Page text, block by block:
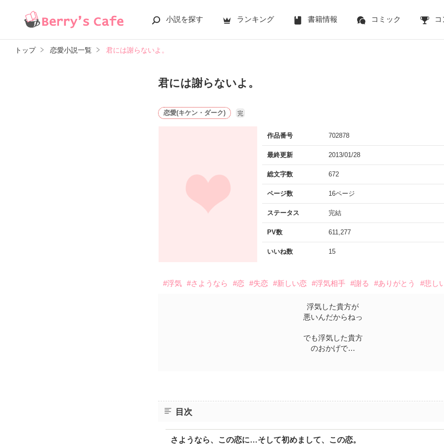
小説を探す ランキング 書籍情報 コミック
トップ 恋愛小説一覧 君には謝らないよ。
君には謝らないよ。
恋愛(キケン・ダーク) 完
作品番号 702878
最終更新 2013/01/28
総文字数 672
ページ数 16ページ
ステータス 完結
PV数 611,277
いいね数 15
#浮気 #さようなら #恋 #失恋 #新しい恋 #浮気相手 #謝る #ありがとう #悲し
浮気した貴方が
悪いんだからねっ
でも浮気した貴方
のおかげで…
目次
さようなら、この恋に…そして初めまして、この恋。